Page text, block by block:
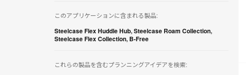
シ
ョ
ダ
このアプリケーションに含まれる製品:
Steelcase Flex Huddle Hub,Steelcase Roam Collection,
Steelcase Flex Collection, B-Free
これらの製品を含むプランニングアイデアを検索: